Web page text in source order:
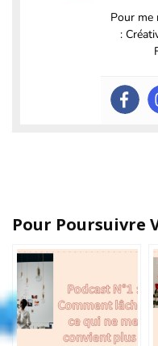
Pour me
:
Pour Poursuivre